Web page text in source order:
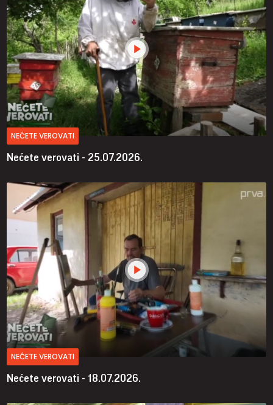
NEĆETE VEROVATI
Nećete verovati - 25.07.2026.
NEĆETE VEROVATI
Nećete verovati - 18.07.2026.